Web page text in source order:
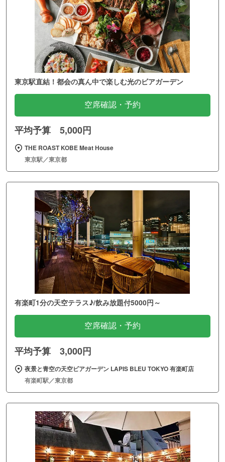
東京駅直結！都会の真ん中で楽しむ光のビアガーデン
空席確認・予約
平均予算 5,000円
THE ROAST KOBE Meat House
東京駅／東京都
有楽町1分の天空テラス♪/飲み放題付5000円～
空席確認・予約
平均予算 3,000円
夜景と青空の天空ビアガーデン LAPIS BLEU TOKYO 有楽町店
有楽町駅／東京都